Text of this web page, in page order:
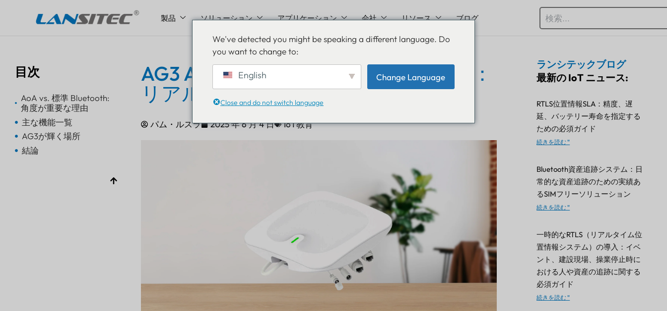
ス
ッ
プ
製品 ソリューション アプリケーション 会社 リソース ブログ
目次
AoA vs. 標準 Bluetooth:
角度が重要な理由
主な機能一覧
AG3が輝く場所
結論
AG3 AoA Bluetooth測位ゲートウェイ：
リアルタイム位置情報の新たな視点
パム・ルスラ 2025 年 6 月 4 日 IoT教育
ランシテックブログ
最新の IoT ニュース:
RTLS位置情報SLA：精度、遅
延、バッテリー寿命を指定する
ための必須ガイド
続きを読む "
Bluetooth資産追跡システム：日
常的な資産追跡のための実績あ
るSIMフリーソリューション
続きを読む "
一時的なRTLS（リアルタイム位
置情報システム）の導入：イベ
ント、建設現場、操業停止時に
おける人や資産の追跡に関する
必須ガイド
続きを読む "
We've detected you might be speaking a different language. Do
you want to change to:
English Change Language
Close and do not switch language